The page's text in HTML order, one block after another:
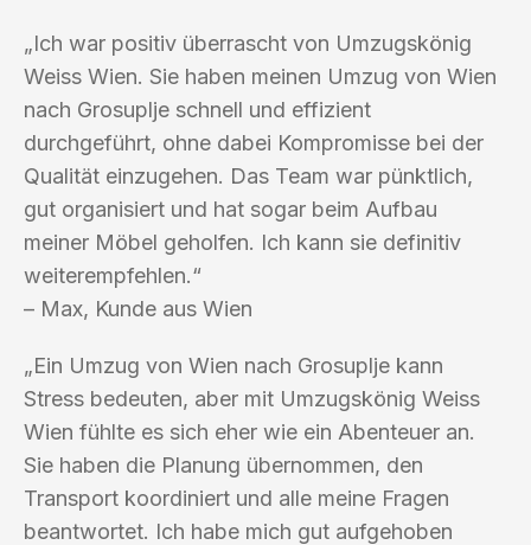
„Ich war positiv überrascht von Umzugskönig
Weiss Wien. Sie haben meinen Umzug von Wien
nach Grosuplje schnell und effizient
durchgeführt, ohne dabei Kompromisse bei der
Qualität einzugehen. Das Team war pünktlich,
gut organisiert und hat sogar beim Aufbau
meiner Möbel geholfen. Ich kann sie definitiv
weiterempfehlen.“
– Max, Kunde aus Wien
„Ein Umzug von Wien nach Grosuplje kann
Stress bedeuten, aber mit Umzugskönig Weiss
Wien fühlte es sich eher wie ein Abenteuer an.
Sie haben die Planung übernommen, den
Transport koordiniert und alle meine Fragen
beantwortet. Ich habe mich gut aufgehoben